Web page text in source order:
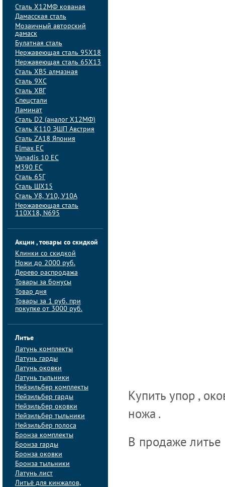
Сталь Х12МФ кованая
Дамасская сталь
Мозаичный авторский
дамаск
Булатная сталь
Нержавеющая сталь 95Х18
Нержавеющая сталь 65Х13
Сталь ХВ5 алмазная
Сталь 9ХС
Сталь ХВГ
Спецстали
Ламинат
Сталь D2 (аналог Х12МФ)
Сталь K110 ЭШП Австрия
Сталь ZA18 Япония
Elmax ЕС
Vanadis 10 ЕС
M390 ЕС
Сталь 65Г
Сталь ШХ15
Сталь У8, У10, У10А
Нержавеющая сталь
110Х18, N695
Акции , товары со скидкой
Клинки со скидкой
Ножи до 2000 руб.
Дерево распродажа
Товары за бонусы
Товар дня
Товары за 1 руб. при
покупке от 3000 руб.
Литье
Латунь комплекты
Латунь гарды
Латунь оковки
Латунь тыльники
Нейзильбер комплекты
Нейзильбер гарды
Нейзильбер оковки
Нейзильбер тыльники
Нейзильбер полоса
Бронза комплекты
Бронза гарды
Бронза оковки
Бронза тыльники
Латунь лист
Литьё для кинжалов,
Купить упор ,
ножа .
В продаже литье